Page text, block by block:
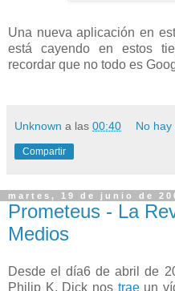
Una nueva aplicación en
está cayendo en estos
recordar que no todo es
Unknown a las 00:40 No hay
Compartir
martes, 19 de junio de
Prometeus - La
Medios
Desde el día6 de abril de
Philip K. Dick nos traeun